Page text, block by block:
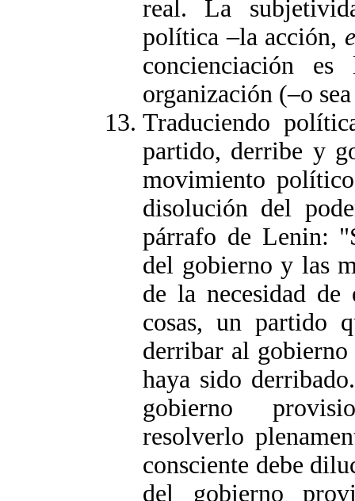
real. La
política –la acción,
concienciación
organización (–o
Traduciendo
partido, derribe y
movimiento
disolución del
párrafo de Lenin:
del gobierno y las
de la necesidad de
cosas, un partido
derribar al
haya sido
gobierno
resolverlo
consciente debe
del gobierno